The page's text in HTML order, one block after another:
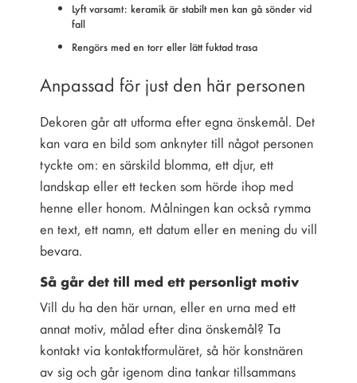
Lyft varsamt: keramik är stabilt men kan gå sönder vid
fall
Rengörs med en torr eller lätt fuktad trasa
Anpassad för just den här personen
Dekoren går att utforma efter egna önskemål. Det
kan vara en bild som anknyter till något personen
tyckte om: en särskild blomma, ett djur, ett
landskap eller ett tecken som hörde ihop med
henne eller honom. Målningen kan också rymma
en text, ett namn, ett datum eller en mening du vill
bevara.
Så går det till med ett personligt motiv
Vill du ha den här urnan, eller en urna med ett
annat motiv, målad efter dina önskemål? Ta
kontakt via kontaktformuläret, så hör konstnären
av sig och går igenom dina tankar tillsammans